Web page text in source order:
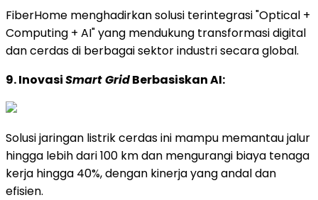
FiberHome menghadirkan solusi terintegrasi "Optical +
Computing + AI" yang mendukung transformasi digital
dan cerdas di berbagai sektor industri secara global.
9. InovasiSmart GridBerbasiskan AI:
Solusi jaringan listrik cerdas ini mampu memantau jalur
hingga lebih dari 100 km dan mengurangi biaya tenaga
kerja hingga 40%, dengan kinerja yang andal dan
efisien.